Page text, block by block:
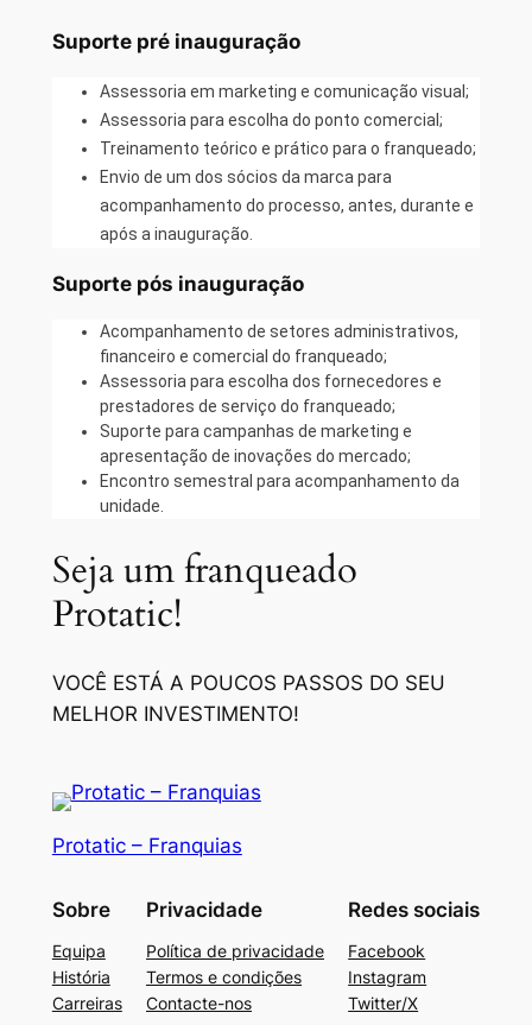
Suporte pré inauguração
Assessoria em marketing e comunicação visual;
Assessoria para escolha do ponto comercial;
Treinamento teórico e prático para o franqueado;
Envio de um dos sócios da marca para
acompanhamento do processo, antes, durante e
após a inauguração.
Suporte pós inauguração
Acompanhamento de setores administrativos,
financeiro e comercial do franqueado;
Assessoria para escolha dos fornecedores e
prestadores de serviço do franqueado;
Suporte para campanhas de marketing e
apresentação de inovações do mercado;
Encontro semestral para acompanhamento da
unidade.
Seja um franqueado
Protatic!
VOCÊ ESTÁ A POUCOS PASSOS DO SEU
MELHOR INVESTIMENTO!
Protatic – Franquias
Sobre
Equipa
História
Carreiras
Privacidade
Política de privacidade
Termos e condições
Contacte-nos
Redes sociais
Facebook
Instagram
Twitter/X